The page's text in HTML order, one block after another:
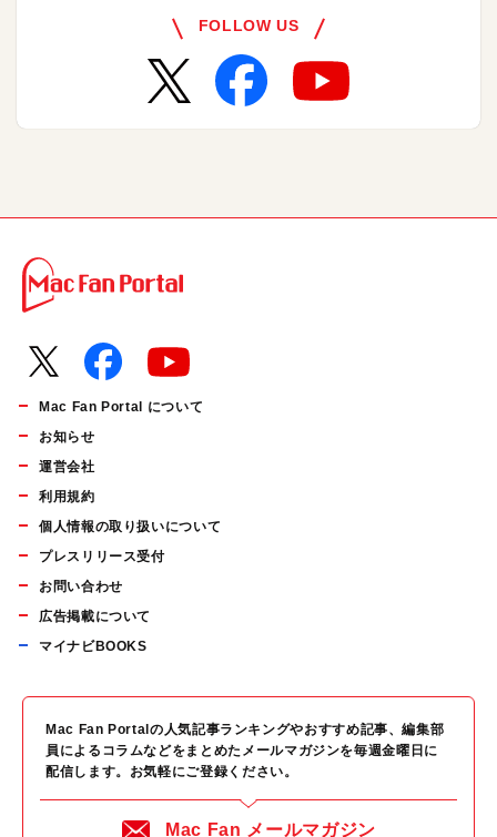
FOLLOW US
Mac Fan Portal について
お知らせ
運営会社
利用規約
個人情報の取り扱いについて
プレスリリース受付
お問い合わせ
広告掲載について
マイナビBOOKS
Mac Fan Portalの人気記事ランキングやおすすめ記事、編集部
員によるコラムなどをまとめたメールマガジンを毎週金曜日に
配信します。お気軽にご登録ください。
Mac Fan メールマガジン